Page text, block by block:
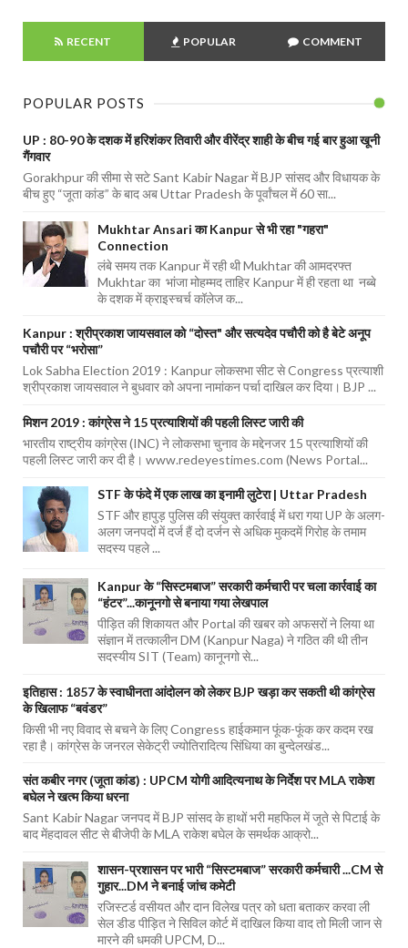
RECENT POPULAR COMMENT
POPULAR POSTS
UP : 80-90 के दशक में हरिशंकर तिवारी और वीरेंद्र शाही के बीच गई बार हुआ खूनी
गैंगवार
Gorakhpur की सीमा से सटे Sant Kabir Nagar में BJP सांसद और विधायक के
बीच हुए “जूता कांड” के बाद अब Uttar Pradesh के पूर्वांचल में 60 सा...
Mukhtar Ansari का Kanpur से भी रहा "गहरा"
Connection
लंबे समय तक Kanpur में रही थी Mukhtar की आमदरफ्त
Mukhtar का भांजा मोहम्मद ताहिर Kanpur में ही रहता था नब्बे
के दशक में क्राइस्चर्च कॉलेज क...
Kanpur : श्रीप्रकाश जायसवाल को “दोस्त" और सत्यदेव पचौरी को है बेटे अनूप
पचौरी पर “भरोसा”
Lok Sabha Election 2019 : Kanpur लोकसभा सीट से Congress प्रत्याशी
श्रीप्रकाश जायसवाल ने बुधवार को अपना नामांकन पर्चा दाखिल कर दिया। BJP ...
मिशन 2019 : कांग्रेस ने 15 प्रत्याशियों की पहली लिस्ट जारी की
भारतीय राष्ट्रीय कांग्रेस (INC) ने लोकसभा चुनाव के मद्देनजर 15 प्रत्याशियों की
पहली लिस्ट जारी कर दी है। www.redeyestimes.com (News Portal...
STF के फंदे में एक लाख का इनामी लुटेरा | Uttar Pradesh
STF और हापुड़ पुलिस की संयुक्त कार्रवाई में धरा गया UP के अलग-
अलग जनपदों में दर्ज हैं दो दर्जन से अधिक मुकदमें गिरोह के तमाम
सदस्य पहले ...
Kanpur के “सिस्टमबाज” सरकारी कर्मचारी पर चला कार्रवाई का
“हंटर”...कानूनगो से बनाया गया लेखपाल
पीड़ित की शिकायत और Portal की खबर को अफसरों ने लिया था
संज्ञान में तत्कालीन DM (Kanpur Naga) ने गठित की थी तीन
सदस्यीय SIT (Team) कानूनगो से...
इतिहास : 1857 के स्वाधीनता आंदोलन को लेकर BJP खड़ा कर सकती थी कांग्रेस
के खिलाफ “बवंडर”
किसी भी नए विवाद से बचने के लिए Congress हाईकमान फूंक-फूंक कर कदम रख
रहा है। कांग्रेस के जनरल सेकेट्री ज्योतिरादित्य सिंधिया का बुन्देलखंड...
संत कबीर नगर (जूता कांड) : UPCM योगी आदित्यनाथ के निर्देश पर MLA राकेश
बघेल ने खत्म किया धरना
Sant Kabir Nagar जनपद में BJP सांसद के हाथों भरी महफिल में जूते से पिटाई के
बाद मेंहदावल सीट से बीजेपी के MLA राकेश बघेल के समर्थक आक्रो...
शासन-प्रशासन पर भारी “सिस्टमबाज” सरकारी कर्मचारी ...CM से
गुहार...DM ने बनाई जांच कमेटी
रजिस्टर्ड वसीयत और दान विलेख पत्र को धता बताकर करवा ली
सेल डीड पीड़ित ने सिविल कोर्ट में दाखिल किया वाद तो मिली जान से
मारने की धमकी UPCM, D...